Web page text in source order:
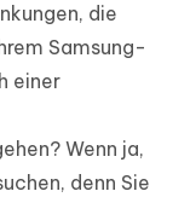
die
Samsung-
einer
Wenn ja,
denn Sie